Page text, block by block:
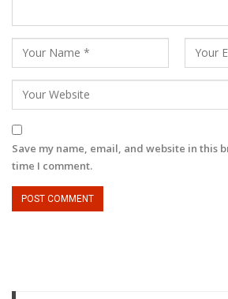
Save my name, email, and website in this
time I comment.